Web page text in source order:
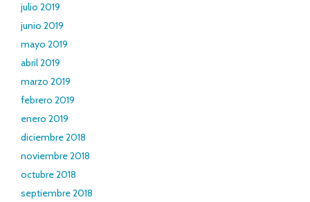
julio 2019
junio 2019
mayo 2019
abril 2019
marzo 2019
febrero 2019
enero 2019
diciembre 2018
noviembre 2018
octubre 2018
septiembre 2018